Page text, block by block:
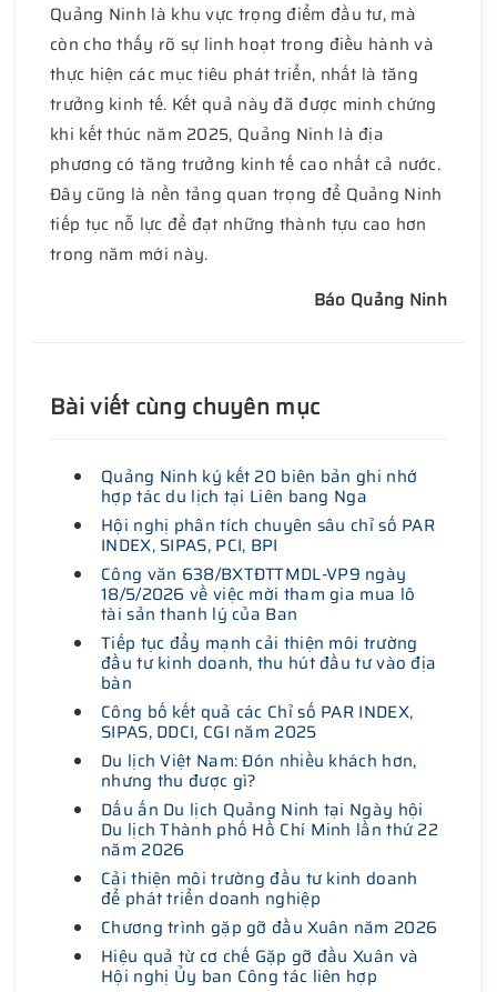
Quảng Ninh là khu vực trọng điểm đầu tư, mà
còn cho thấy rõ sự linh hoạt trong điều hành và
thực hiện các mục tiêu phát triển, nhất là tăng
trưởng kinh tế. Kết quả này đã được minh chứng
khi kết thúc năm 2025, Quảng Ninh là địa
phương có tăng trưởng kinh tế cao nhất cả nước.
Đây cũng là nền tảng quan trọng để Quảng Ninh
tiếp tục nỗ lực để đạt những thành tựu cao hơn
trong năm mới này.
Báo Quảng Ninh
Bài viết cùng chuyên mục
Quảng Ninh ký kết 20 biên bản ghi nhớ
hợp tác du lịch tại Liên bang Nga
Hội nghị phân tích chuyên sâu chỉ số PAR
INDEX, SIPAS, PCI, BPI
Công văn 638/BXTĐTTMDL-VP9 ngày
18/5/2026 về việc mời tham gia mua lô
tài sản thanh lý của Ban
Tiếp tục đẩy mạnh cải thiện môi trường
đầu tư kinh doanh, thu hút đầu tư vào địa
bàn
Công bố kết quả các Chỉ số PAR INDEX,
SIPAS, DDCI, CGI năm 2025
Du lịch Việt Nam: Đón nhiều khách hơn,
nhưng thu được gì?
Dấu ấn Du lịch Quảng Ninh tại Ngày hội
Du lịch Thành phố Hồ Chí Minh lần thứ 22
năm 2026
Cải thiện môi trường đầu tư kinh doanh
để phát triển doanh nghiệp
Chương trình gặp gỡ đầu Xuân năm 2026
Hiệu quả từ cơ chế Gặp gỡ đầu Xuân và
Hội nghị Ủy ban Công tác liên hợp